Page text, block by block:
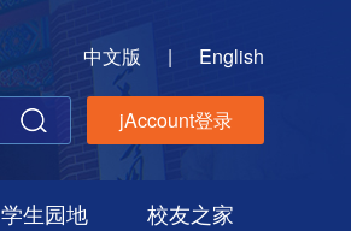
中文版 | English
jAccount登录
学生园地 校友之家